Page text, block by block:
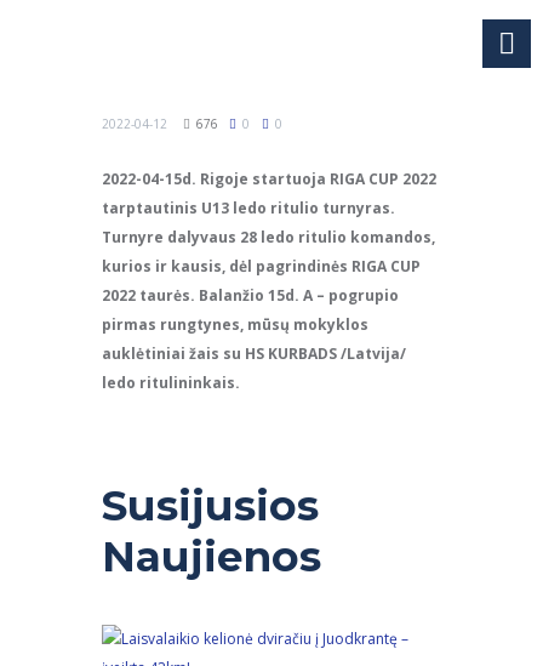
2022-04-12 676 0 0
2022-04-15d. Rigoje startuoja RIGA CUP 2022
tarptautinis U13 ledo ritulio turnyras.
Turnyre dalyvaus 28 ledo ritulio komandos,
kurios ir kausis, dėl pagrindinės RIGA CUP
2022 taurės. Balanžio 15d. A – pogrupio
pirmas rungtynes, mūsų mokyklos
auklėtiniai žais su HS KURBADS /Latvija/
ledo ritulininkais.
Susijusios
Naujienos